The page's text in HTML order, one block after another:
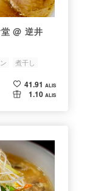
@ 逆井
煮干し
41.91 ALIS
1.10 ALIS